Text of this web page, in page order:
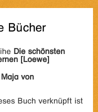
Bücher
Die schönsten
[Loewe]
von
Buch verknüpft ist